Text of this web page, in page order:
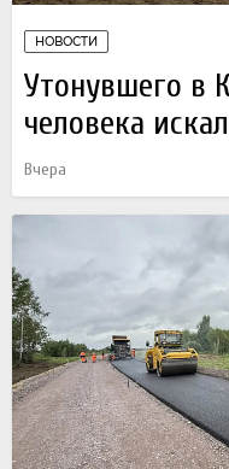
НОВОСТИ
Утонувшего в
человека
Вчера